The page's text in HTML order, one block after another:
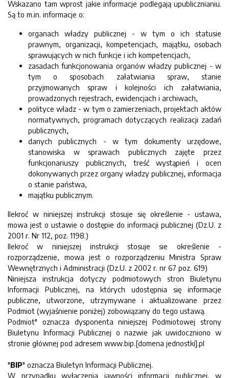
Wskazano tam wprost jakie informacje podlegają upublicznianiu.
Są to m.in. informacje o:
organach władzy publicznej - w tym o ich statusie
prawnym, organizacji, kompetencjach, majątku, osobach
sprawujących w nich funkcje i ich kompetencjach,
zasadach funkcjonowania organów władzy publicznej - w
tym o sposobach załatwiania spraw, stanie
przyjmowanych spraw i kolejności ich załatwiania,
prowadzonych rejestrach, ewidencjach i archiwach,
polityce władz - w tym o zamierzeniach, projektach aktów
normatywnych, programach dotyczących realizacji zadań
publicznych,
danych publicznych - w tym dokumenty urzędowe,
stanowiska w sprawach publicznych zajęte przez
funkcjonariuszy publicznych, treść wystąpień i ocen
dokonywanych przez organy władzy publicznej, informacja
o stanie państwa,
majątku publicznym.
Ilekroć w niniejszej instrukcji stosuje się określenie - ustawa,
mowa jest o ustawie o dostępie do informacji publicznej (Dz.U. z
2001 r. Nr 112, poz. 1198.)
Ilekroć w niniejszej instrukcji stosuje sie określenie -
rozporządzenie, mowa jest o rozporządzeniu Ministra Spraw
Wewnętrznych i Administracji (Dz.U. z 2002 r. nr 67 poz. 619)
Niniejsza instrukcja dotyczy podmiotowych stron Biuletynu
Informacji Publicznej, na których udostępnia się informacje
publiczne, utworzone, utrzymywane i aktualizowane przez
Podmiot (wyjaśnienie poniżej) zobowiązany do tego ustawą.
Podmiot" oznacza dysponenta niniejszej Podmiotowej strony
Biuletynu Informacji Publicznej o nazwie jak uwidoczniono w
stronie głównej pod adresem www.bip.[domena jednostki].pl
"BIP" oznacza Biuletyn Informacji Publicznej.
W przypadku wyłączenia jawności informacji publicznej, w